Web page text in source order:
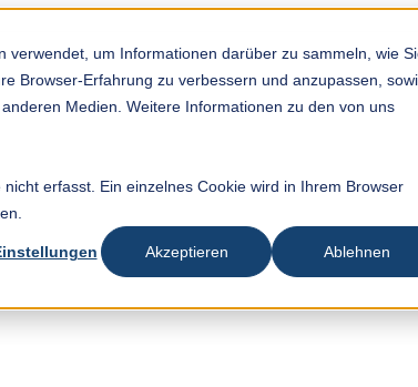
verwendet, um Informationen darüber zu sammeln, wie
Browser-Erfahrung zu verbessern und anzupassen,
Medien. Weitere Informationen zu den von uns
erfasst. Ein einzelnes Cookie wird in Ihrem Browser
Akzeptieren Ablehnen